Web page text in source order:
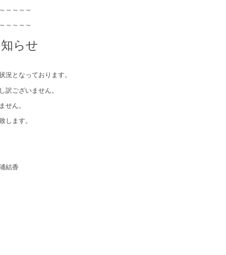
～～～～
～～～～
らせ
となっております。
訳ございません。
せん。
します。